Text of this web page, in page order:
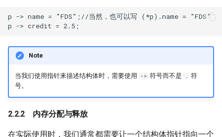
p -> name = "FDS";//当然，也可以写 (*p).name = "FDS"
Note
当我们使用指针来描述结构体时，需要使用 -> 符号而不是 . 符
号。
内存分配与释放
在实际使用时，我们通常都需要让一个结构体指针指向一个